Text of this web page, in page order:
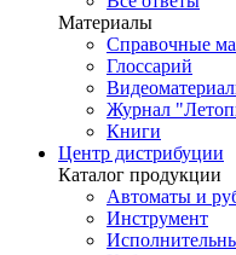
Материалы
Справочные
Глоссарий
Журнал
Книги
Центр дистрибуции
Каталог продукции
Автоматы и
Инструмент